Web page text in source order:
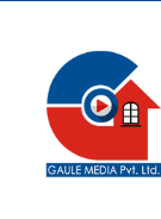
गृहपृष्ठ
समाचार
राजनिति